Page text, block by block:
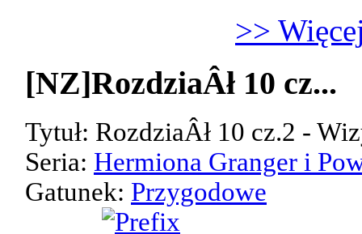
>>
[NZ]RozdziaÂł 10 cz...
Tytuł: RozdziaÂł 10 cz.2 -
Seria: Hermiona Granger i
Gatunek: Przygodowe